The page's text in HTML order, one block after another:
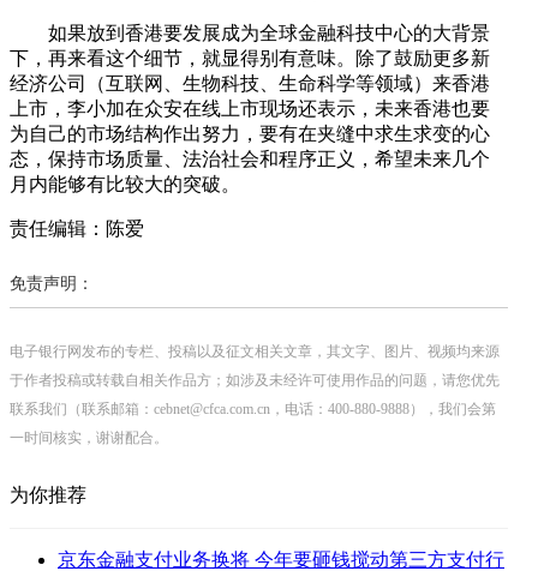
如果放到香港要发展成为全球金融科技中心的大背景
下，再来看这个细节，就显得别有意味。除了鼓励更多新
经济公司（互联网、生物科技、生命科学等领域）来香港
上市，李小加在众安在线上市现场还表示，未来香港也要
为自己的市场结构作出努力，要有在夹缝中求生求变的心
态，保持市场质量、法治社会和程序正义，希望未来几个
月内能够有比较大的突破。
责任编辑：陈爱
免责声明：
电子银行网发布的专栏、投稿以及征文相关文章，其文字、图片、视频均来源
于作者投稿或转载自相关作品方；如涉及未经许可使用作品的问题，请您优先
联系我们（联系邮箱：cebnet@cfca.com.cn，电话：400-880-9888），我们会第
一时间核实，谢谢配合。
为你推荐
京东金融支付业务换将 今年要砸钱搅动第三方支付行